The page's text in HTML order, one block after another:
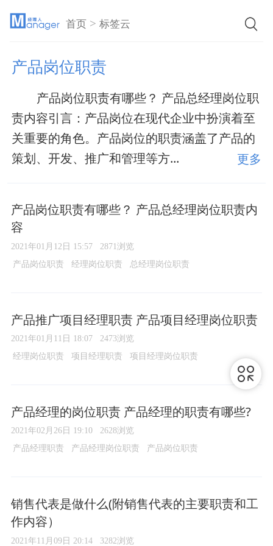
首页 >标签云
产品岗位职责
产品岗位职责有哪些？ 产品总经理岗位职
责内容引言：产品岗位在现代企业中扮演着至
关重要的角色。产品岗位的职责涵盖了产品的
策划、开发、推广和管理等方...
更多
产品岗位职责有哪些？ 产品总经理岗位职责内
容
2021年01月12日 15:57 2871浏览
产品岗位职责 经理岗位职责 总经理岗位职责
产品推广项目经理职责 产品项目经理岗位职责
2021年01月11日 18:07 2473浏览
经理岗位职责 项目经理职责 项目经理岗位职责
产品经理的岗位职责 产品经理的职责有哪些?
2021年02月26日 19:10 2628浏览
产品经理职责 产品经理岗位职责 产品岗位职责
销售代表是做什么(附销售代表的主要职责和工
作内容）
2021年11月09日 20:14 3282浏览